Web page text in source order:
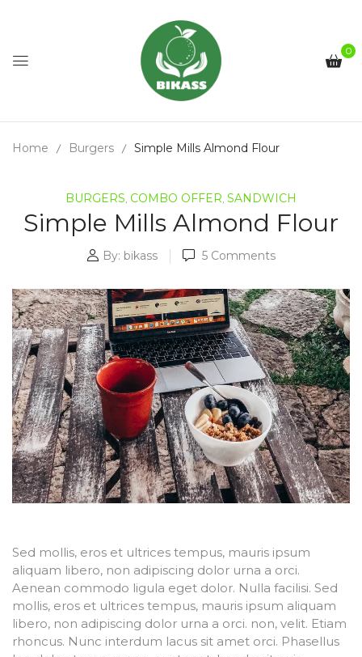
0
Home Burgers Simple Mills Almond Flour
BURGERS, COMBO OFFER, SANDWICH
Simple Mills Almond Flour
By: bikass 5 Comments
Sed mollis, eros et ultrices tempus, mauris ipsum
aliquam libero, non adipiscing dolor urna a orci.
Aenean commodo ligula eget dolor. Nulla facilisi. Sed
mollis, eros et ultrices tempus, mauris ipsum aliquam
libero, non adipiscing dolor urna a orci. non, velit. Etiam
rhoncus. Nunc interdum lacus sit amet orci. Phasellus